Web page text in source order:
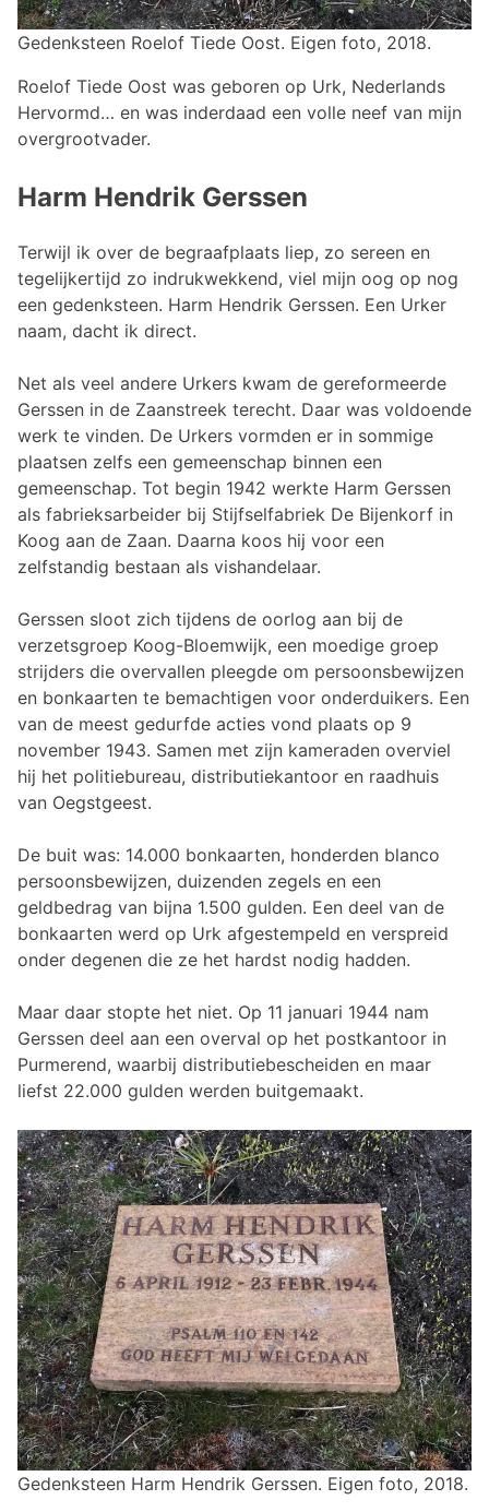
Gedenksteen Roelof Tiede Oost. Eigen foto, 2018.
Roelof Tiede Oost was geboren op Urk, Nederlands
Hervormd… en was inderdaad een volle neef van mijn
overgrootvader.
Harm Hendrik Gerssen
Terwijl ik over de begraafplaats liep, zo sereen en
tegelijkertijd zo indrukwekkend, viel mijn oog op nog
een gedenksteen. Harm Hendrik Gerssen. Een Urker
naam, dacht ik direct.
Net als veel andere Urkers kwam de gereformeerde
Gerssen in de Zaanstreek terecht. Daar was voldoende
werk te vinden. De Urkers vormden er in sommige
plaatsen zelfs een gemeenschap binnen een
gemeenschap. Tot begin 1942 werkte Harm Gerssen
als fabrieksarbeider bij Stijfselfabriek De Bijenkorf in
Koog aan de Zaan. Daarna koos hij voor een
zelfstandig bestaan als vishandelaar.
Gerssen sloot zich tijdens de oorlog aan bij de
verzetsgroep Koog-Bloemwijk, een moedige groep
strijders die overvallen pleegde om persoonsbewijzen
en bonkaarten te bemachtigen voor onderduikers. Een
van de meest gedurfde acties vond plaats op 9
november 1943. Samen met zijn kameraden overviel
hij het politiebureau, distributiekantoor en raadhuis
van Oegstgeest.
De buit was: 14.000 bonkaarten, honderden blanco
persoonsbewijzen, duizenden zegels en een
geldbedrag van bijna 1.500 gulden. Een deel van de
bonkaarten werd op Urk afgestempeld en verspreid
onder degenen die ze het hardst nodig hadden.
Maar daar stopte het niet. Op 11 januari 1944 nam
Gerssen deel aan een overval op het postkantoor in
Purmerend, waarbij distributiebescheiden en maar
liefst 22.000 gulden werden buitgemaakt.
Gedenksteen Harm Hendrik Gerssen. Eigen foto, 2018.